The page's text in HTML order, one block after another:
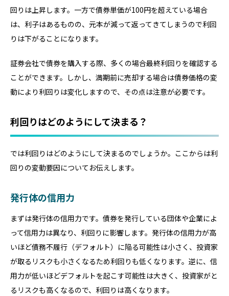
回りは上昇します。一方で債券単価が100円を超えている場合
は、利子はあるものの、元本が減って返ってきてしまうので利回
りは下がることになります。
証券会社で債券を購入する際、多くの場合最終利回りを確認する
ことができます。しかし、満期前に売却する場合は債券価格の変
動により利回りは変化しますので、その点は注意が必要です。
利回りはどのようにして決まる？
では利回りはどのようにして決まるのでしょうか。ここからは利
回りの変動要因についてお伝えします。
発行体の信用力
まずは発行体の信用力です。債券を発行している団体や企業によ
って信用力は異なり、利回りに影響します。発行体の信用力が高
いほど債務不履行（デフォルト）に陥る可能性は小さく、投資家
が取るリスクも小さくなるため利回りも低くなります。逆に、信
用力が低いほどデフォルトを起こす可能性は大きく、投資家がと
るリスクも高くなるので、利回りは高くなります。